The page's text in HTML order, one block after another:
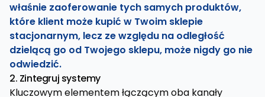
właśnie zaoferowanie tych samych produktów,
które klient może kupić w Twoim sklepie
stacjonarnym, lecz ze względu na odległość
dzielącą go od Twojego sklepu, może nigdy go nie
odwiedzić.
2. Zintegruj systemy
Kluczowym elementem łączącym oba kanały